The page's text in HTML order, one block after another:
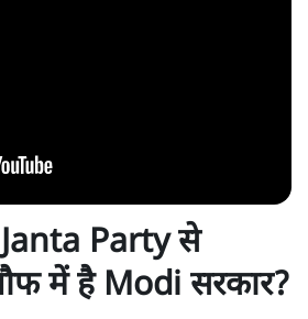
Party से
में है Modi सरकार?